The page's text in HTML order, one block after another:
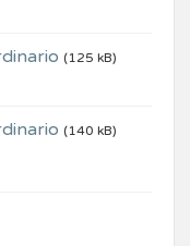
(125 kB)
(140 kB)